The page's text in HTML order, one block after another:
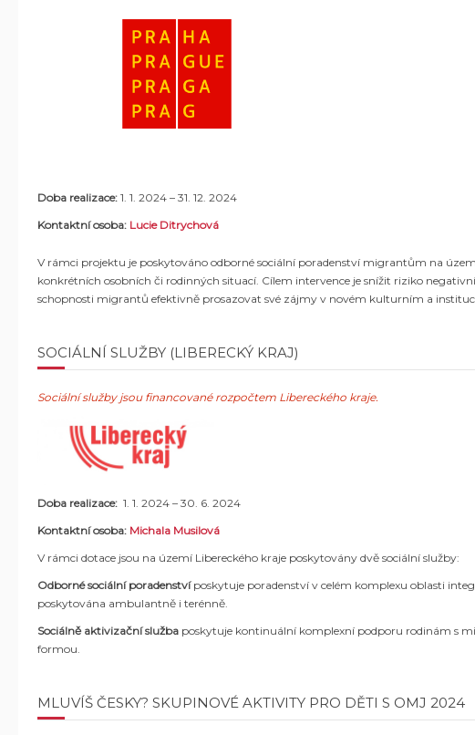
Doba realizace: 1. 1. 2024 – 31. 12. 2024
Kontaktní osoba: Lucie Ditrychová
V rámci projektu je poskytováno odborné sociální poradenství migrantům na
konkrétních osobních či rodinných situací. Cílem intervence je snížit riziko
schopnosti migrantů efektivně prosazovat své zájmy v novém kulturním a
SOCIÁLNÍ SLUŽBY (LIBERECKÝ KRAJ)
Sociální služby jsou financované rozpočtem Libereckého kraje.
Doba realizace: 1. 1. 2024 – 30. 6. 2024
Kontaktní osoba: Michala Musilová
V rámci dotace jsou na území Libereckého kraje poskytovány dvě sociální služby:
Odborné sociální poradenstvíposkytuje poradenství v celém komplexu oblasti
poskytována ambulantně i terénně.
Sociálně aktivizační služba poskytuje kontinuální komplexní podporu rodinám s
formou.
MLUVÍŠ ČESKY? SKUPINOVÉ AKTIVITY PRO DĚTI S OMJ 2024